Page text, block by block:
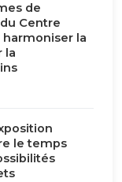
de
Centre
la
la
le temps